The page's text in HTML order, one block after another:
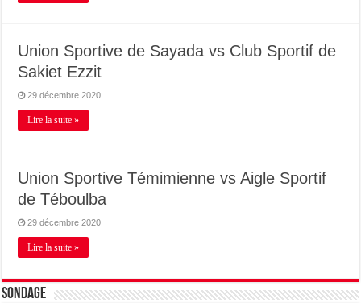
Union Sportive de Sayada vs Club Sportif de
Sakiet Ezzit
29 décembre 2020
Lire la suite »
Union Sportive Témimienne vs Aigle Sportif
de Téboulba
29 décembre 2020
Lire la suite »
Sondage